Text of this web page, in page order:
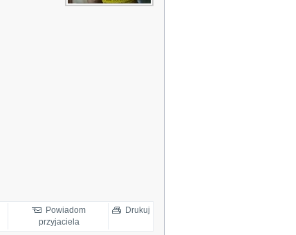
Powiadom
przyjaciela
Drukuj